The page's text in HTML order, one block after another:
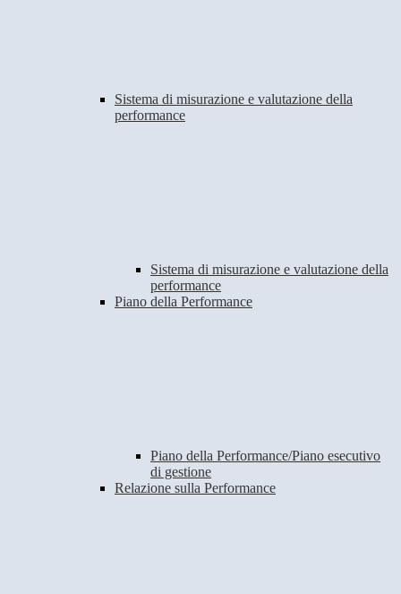
Sistema di misurazione e valutazione della
performance
Sistema di misurazione e valutazione della
performance
Piano della Performance
Piano della Performance/Piano esecutivo
di gestione
Relazione sulla Performance